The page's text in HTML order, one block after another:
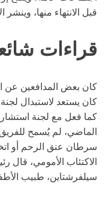
قبل الانتهاء منها، وينشر
قراءات
كان بعض المدافعين عن
كان يستعد لاستبدال
كما فعل مع لجنة
الماضي، لم يُسمح
سرطان عنق الرحم أو
الاكتئاب الأمومي، قال
سيلفرشتاين، طبيب